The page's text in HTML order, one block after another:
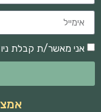
אני מאשר/ת קבלת